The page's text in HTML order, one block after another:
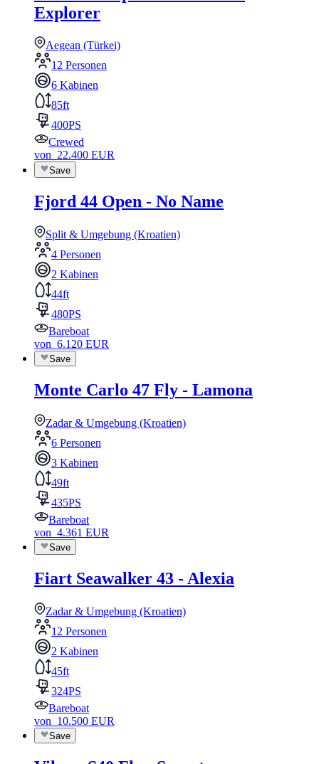
Explorer
Aegean (Türkei)
12 Personen
6 Kabinen
85ft
400PS
Crewed
von 22.400 EUR
Save
Fjord 44 Open - No Name
Split & Umgebung (Kroatien)
4 Personen
2 Kabinen
44ft
480PS
Bareboat
von 6.120 EUR
Save
Monte Carlo 47 Fly - Lamona
Zadar & Umgebung (Kroatien)
6 Personen
3 Kabinen
49ft
435PS
Bareboat
von 4.361 EUR
Save
Fiart Seawalker 43 - Alexia
Zadar & Umgebung (Kroatien)
12 Personen
2 Kabinen
45ft
324PS
Bareboat
von 10.500 EUR
Save